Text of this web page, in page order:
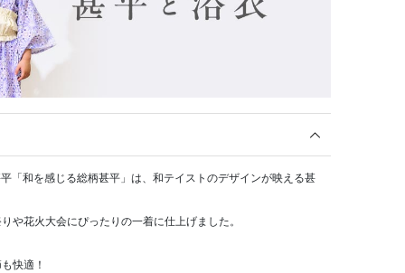
「和を感じる総柄甚平」は、和テイストのデザインが映える甚
や花火大会にぴったりの一着に仕上げました。
快適！